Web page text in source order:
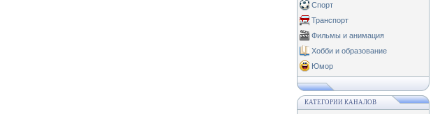
Спорт
Транспорт
Фильмы и анимация
Хобби и образование
Юмор
КАТЕГОРИИ КАНАЛОВ